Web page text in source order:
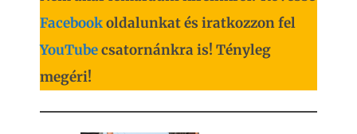
Facebookoldalunkat és iratkozzon fel
YouTubecsatornánkra is! Tényleg
megéri!